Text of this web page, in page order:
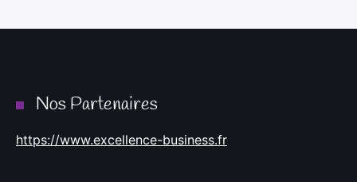
Nos Partenaires
https://www.excellence-business.fr